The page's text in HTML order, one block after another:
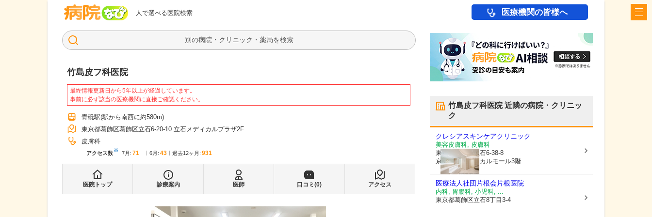
人で選べる医院検索
病院なび 医療機関の皆様へ
検索
竹島皮フ科医院
最終情報更新日から5年以上が経過しています。
事前に必ず該当の医療機関に直接ご確認ください。
青砥駅(駅から南西に約580m)
東京都葛飾区葛飾区立石6-20-10 立石メディカルプラザ2F
皮膚科
アクセス数※ 7月 : 71 6月 : 43 過去12ヶ月: 931
医院トップ 診療案内 医師 口コミ(0) アクセス
竹島皮フ科医院近隣の病院・クリニッ
ク
クレシアスキンケアクリニック
美容皮膚科, 皮膚科
東京都葛飾区 立石6-38-8
京成青戸メディカルモール3階
医療法人社団片根会片根医院
内科, 胃腸科, 小児科, ...
東京都葛飾区立石8丁目3-4